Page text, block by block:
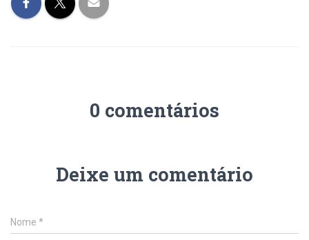
0 comentários
Deixe um comentário
Nome *